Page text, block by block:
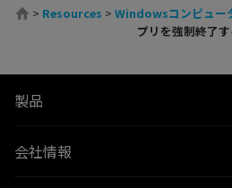
> Resources > Windowsコンピュー
プリを強制終了
製品
会社情報